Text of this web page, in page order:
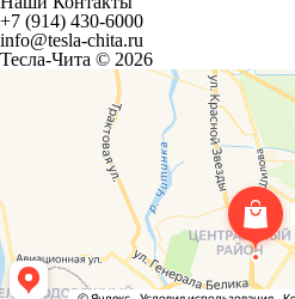
+7 (914) 430-6000
info@tesla-chita.ru
Тесла-Чита © 2026